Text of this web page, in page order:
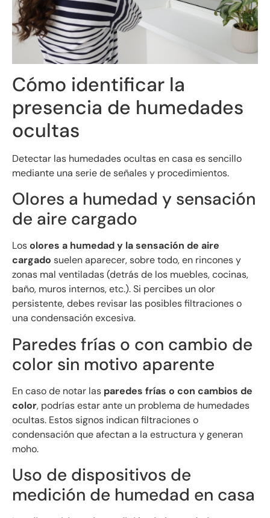
Cómo identificar la
presencia de humedades
ocultas
Detectar las humedades ocultas en casa es sencillo
mediante una serie de señales y procedimientos.
Olores a humedad y sensación
de aire cargado
Losolores a humedad y la sensación de aire
cargado suelen aparecer, sobre todo, en rincones y
zonas mal ventiladas (detrás de los muebles, cocinas,
baño, muros internos, etc.). Si percibes un olor
persistente, debes revisar las posibles filtraciones o
una condensación excesiva.
Paredes frías o con cambio de
color sin motivo aparente
En caso de notar las paredes frías o con cambios de
color, podrías estar ante un problema de humedades
ocultas. Estos signos indican filtraciones o
condensación que afectan a la estructura y generan
moho.
Uso de dispositivos de
medición de humedad en casa